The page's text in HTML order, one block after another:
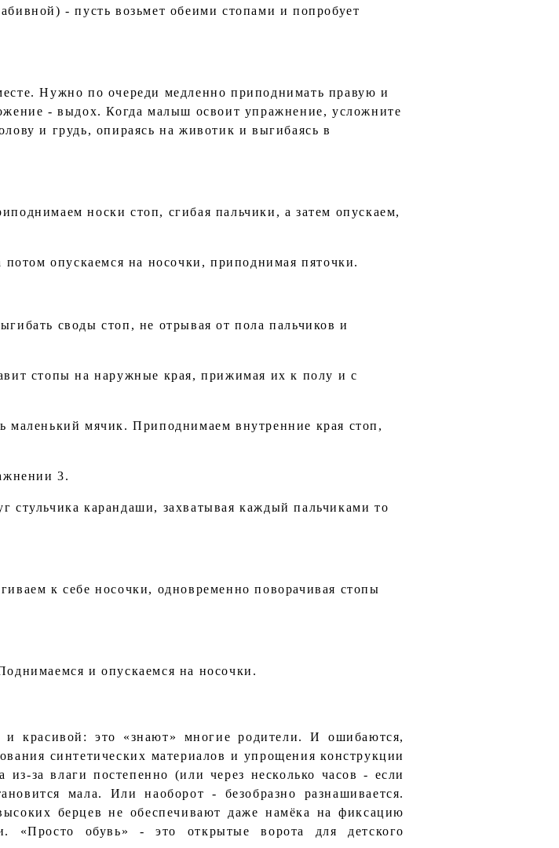
- пусть возьмет обеими стопами и попробует
Нужно по очереди медленно приподнимать правую и
- выдох. Когда малыш освоит упражнение, усложните
и грудь, опираясь на животик и выгибаясь в
носки стоп, сгибая пальчики, а затем опускаем,
опускаемся на носочки, приподнимая пяточки.
своды стоп, не отрывая от пола пальчиков и
стопы на наружные края, прижимая их к полу и с
мячик. Приподнимаем внутренние края стоп,
3.
стульчика карандаши, захватывая каждый пальчиками то
к себе носочки, одновременно поворачивая стопы
и опускаемся на носочки.
и красивой: это «знают» многие родители. И ошибаются,
синтетических материалов и упрощения конструкции
за влаги постепенно (или через несколько часов - если
мала. Или наоборот - безобразно разнашивается.
берцев не обеспечивают даже намёка на фиксацию
«Просто обувь» - это открытые ворота для детского